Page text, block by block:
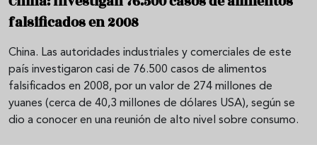
falsificados en 2008
China. Las autoridades industriales y comerciales de este
país investigaron casi de 76.500 casos de alimentos
falsificados en 2008, por un valor de 274 millones de
yuanes (cerca de 40,3 millones de dólares USA), según se
dio a conocer en una reunión de alto nivel sobre consumo.